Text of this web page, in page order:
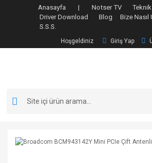
Anasayfa | Notser TV
Teknik
Driver Download
Blog
Bize Nasıl
S.S.S.
Hoşgeldiniz Giriş Yap